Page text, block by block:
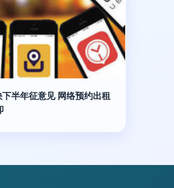
下半年征意见 网络预约出租